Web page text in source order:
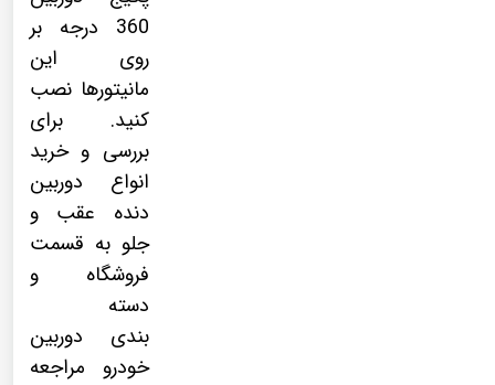
360 درجه
بر
روی این
مانیتورها نصب
کنید. برای
بررسی و خرید
انواع دوربین
دنده عقب و
جلو به قسمت
فروشگاه و
دسته
بندی دوربین
خودرو مراجعه